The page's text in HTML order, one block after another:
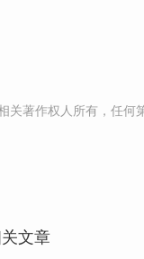
著作权人所有，任何
文章